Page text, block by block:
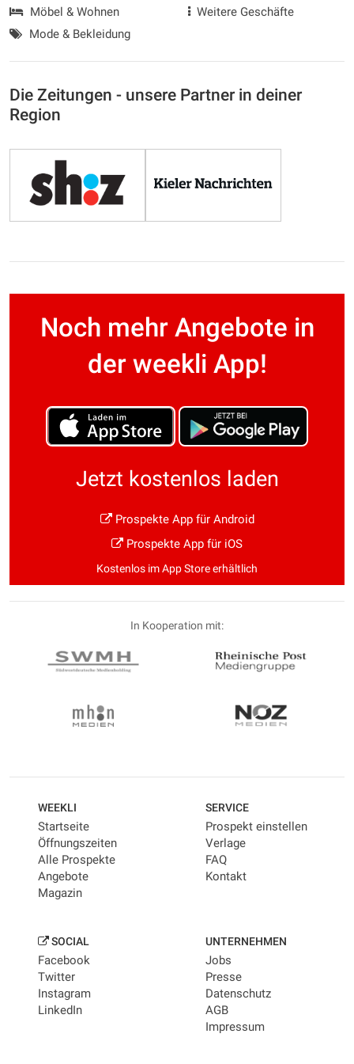
Möbel & Wohnen
Mode & Bekleidung
Weitere Geschäfte
Die Zeitungen - unsere Partner in deiner
Region
Noch mehr Angebote in
der weekli App!
Jetzt kostenlos laden
Prospekte App für Android
Prospekte App für iOS
Kostenlos im App Store erhältlich
In Kooperation mit:
WEEKLI
Startseite
Öffnungszeiten
Alle Prospekte
Angebote
Magazin
SERVICE
Prospekt einstellen
Verlage
FAQ
Kontakt
SOCIAL
Facebook
Twitter
Instagram
LinkedIn
UNTERNEHMEN
Jobs
Presse
Datenschutz
AGB
Impressum